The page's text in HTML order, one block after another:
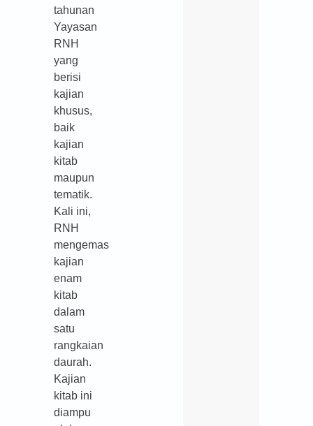
tahunan
Yayasan
RNH
yang
berisi
kajian
khusus,
baik
kajian
kitab
maupun
tematik.
Kali ini,
RNH
mengemas
kajian
enam
kitab
dalam
satu
rangkaian
daurah.
Kajian
kitab ini
diampu